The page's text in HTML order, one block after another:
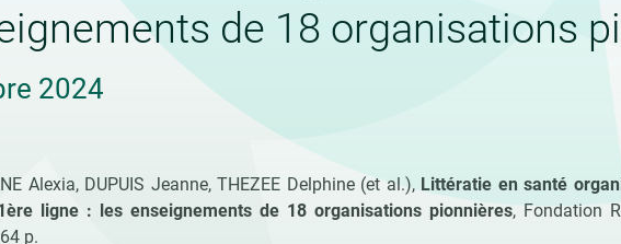
de 18 organisations
2024
Alexia, DUPUIS Jeanne, THEZEE Delphine (et al.),Littératie en santé
ligne : les enseignements de 18 organisations pionnières, Fondation
p.